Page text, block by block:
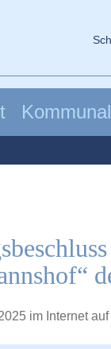
im Internet